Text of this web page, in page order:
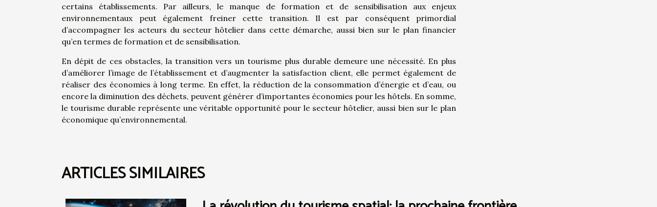
certains établissements. Par ailleurs, le manque de formation et de sensibilisation aux enjeux
environnementaux peut également freiner cette transition. Il est par conséquent primordial
d’accompagner les acteurs du secteur hôtelier dans cette démarche, aussi bien sur le plan financier
qu’en termes de formation et de sensibilisation.
En dépit de ces obstacles, la transition vers un tourisme plus durable demeure une nécessité. En plus
d’améliorer l’image de l’établissement et d’augmenter la satisfaction client, elle permet également de
réaliser des économies à long terme. En effet, la réduction de la consommation d’énergie et d’eau, ou
encore la diminution des déchets, peuvent générer d’importantes économies pour les hôtels. En somme,
le tourisme durable représente une véritable opportunité pour le secteur hôtelier, aussi bien sur le plan
économique qu’environnemental.
ARTICLES SIMILAIRES